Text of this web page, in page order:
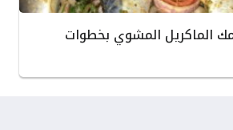
الماكريل المشوي بخطوات